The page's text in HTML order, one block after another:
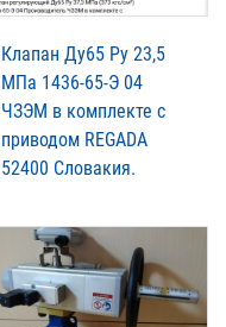
Клапан Ду65 Ру 23,5
МПа 1436-65-Э 04
ЧЗЭМ в комплекте с
приводом REGADA
52400 Словакия.